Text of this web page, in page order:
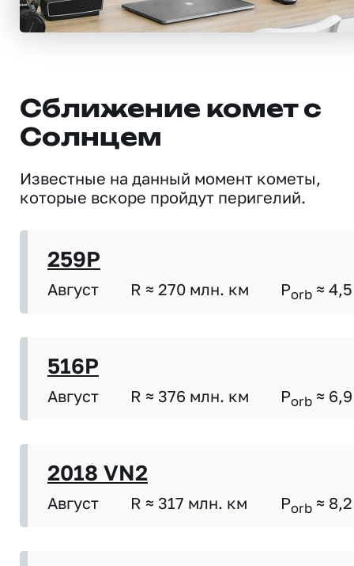
Сближение комет с
Солнцем
Известные на данный момент кометы,
которые вскоре пройдут перигелий.
259P
Август R ≈ 270 млн. км Porb ≈ 4,5
516P
Август R ≈ 376 млн. км Porb ≈ 6,9
2018 VN2
Август R ≈ 317 млн. км Porb ≈ 8,2